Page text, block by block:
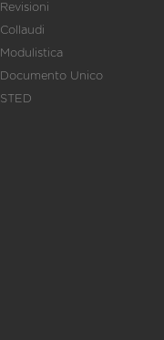
Revisioni
Collaudi
Modulistica
Documento Unico
STED